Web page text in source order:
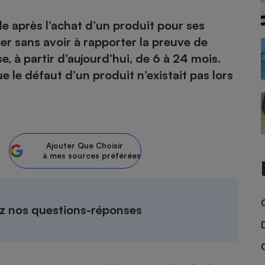
après l’achat d’un produit pour ses
sans avoir à rapporter la preuve de
à partir d’aujourd’hui, de 6 à 24 mois.
le défaut d’un produit n’existait pas lors
Ajouter Que Choisir
à mes sources préférées
nos questions-réponses
alimentation locale
sèche-linge
congélateur
Panneaux
photovoltaïques
smartphone
multifonction
portable
nettoyeur haute
mutuelle
des devis d’opticiens
Obsèques - Pompes
Puériculture - Produit